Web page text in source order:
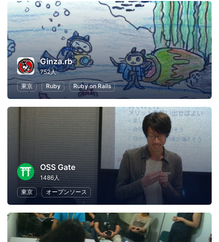
Ginza.rb
752人
東京
Ruby Ruby on Rails
OSS Gate
1486人
東京
オープンソース